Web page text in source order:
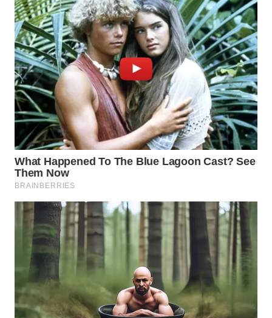
NATUNA
WN
BINTAN
WN
MANDALIKA
WN
LIKUPANG
WN
LABUANBAJO
WN
BORNEO
Wahana
Media
Group
WAHANA